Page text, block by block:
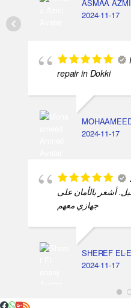
ASMAA AZMI
2024-11-17
repair in Dokki
2024-11-17
أشعر بالأمان على
جهازي معهم
SHEREF EL-
2024-11-17